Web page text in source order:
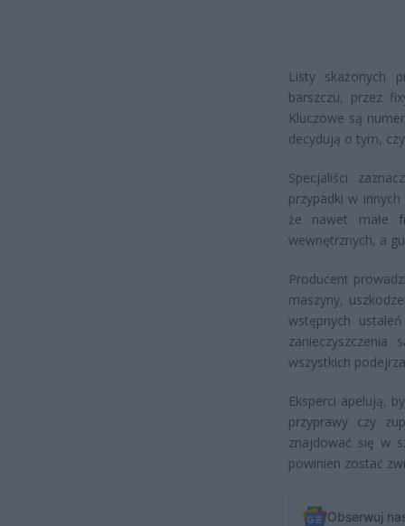
Listy skażonych
barszczu, przez
Kluczowe są
decydują o tym,
Specjaliści
przypadki w
że nawet małe
wewnętrznych, a
Producent
maszyny,
wstępnych
zanieczyszczenia
wszystkich
Eksperci apelują,
przyprawy czy
znajdować się w
powinien zostać
Obserwuj